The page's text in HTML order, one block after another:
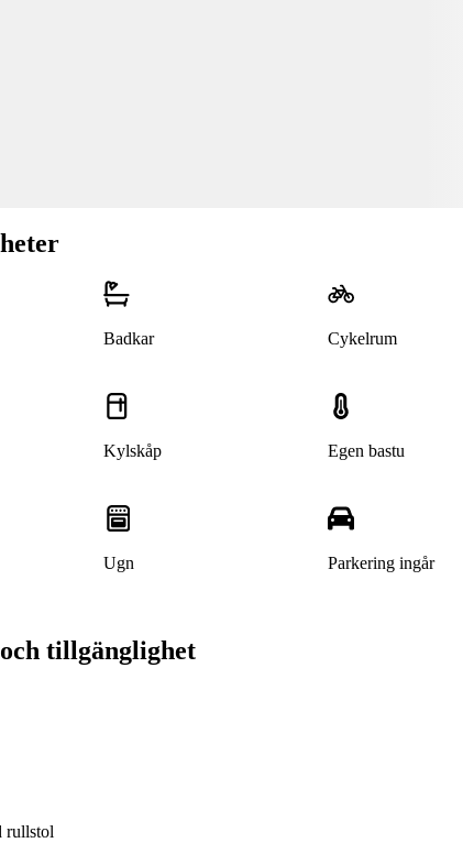
Badkar Cykelrum
Kylskåp Egen bastu
Ugn Parkering ingår
tillgänglighet
rullstol